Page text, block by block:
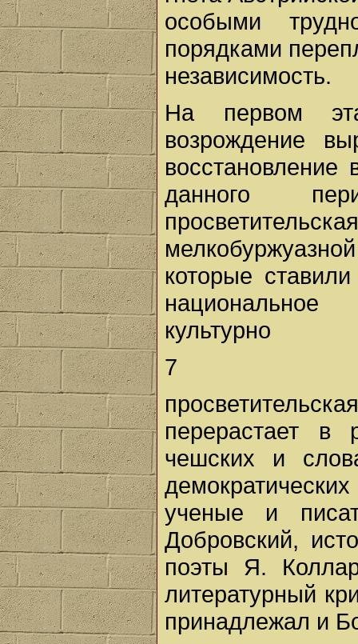
особыми
порядками
независимость.
На первом
возрождение
данного
которые
культурно
7
перерастает в
чешских и
ученые и
Добровский,
поэты Я.
литературный
принадлежал и